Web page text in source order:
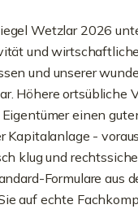
Wetzlar 2026
und
und unserer
Höhere ortsübliche
einen
Kapitalanlage -
klug und
Formulare aus
auf echte